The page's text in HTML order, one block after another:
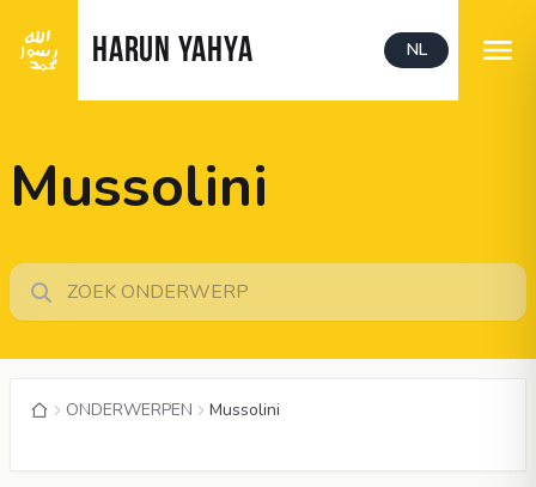
HARUN YAHYA NL
Mussolini
ONDERWERPEN Mussolini